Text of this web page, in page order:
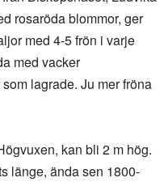
rosaröda blommor, ger
med 4-5 frön i varje
med vacker
lagrade. Ju mer fröna
kan bli 2 m hög.
länge, ända sen 1800-